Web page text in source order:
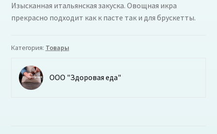
Изысканная итальянская закуска. Овощная икра
прекрасно подходит как к пасте так и для брускетты.
Категория: Товары
ООО "Здоровая еда"